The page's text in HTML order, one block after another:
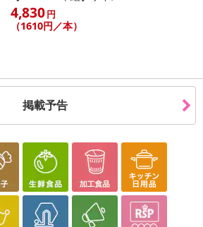
原料原産地表示制度]の経過措置期間の終
記載の原産国・原材料の表記が旧表記の場
た上でお申込みください。なお、本理由
セル・返品交換は対応いたしかねます。
れております。
天ペイ、メルペイ、AEON Pay、Amazon
済のため外部サイトへ遷移します。
に定められた決済期限日にお支払いを完
。ご了承いただいたうえでお申し込みくだ
4,830円
（1610円／本）
掲載予告